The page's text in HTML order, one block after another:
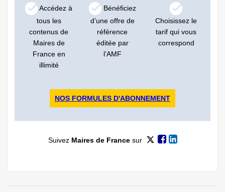
Accédez à
tous les
contenus de
Maires de
France en
illimité
Bénéficiez
d’une offre de
référence
éditée par
l’AMF
Choisissez le
tarif qui vous
correspond
NOS FORMULES D'ABONNEMENT
Suivez Maires de Francesur